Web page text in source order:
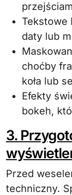
Tekstowe
daty lub
choćby
koła lub
Efekty
bokeh,
3.
Przed
techniczny.